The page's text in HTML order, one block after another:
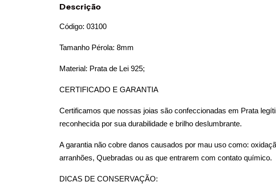
Descrição
Código: 03100
Tamanho Pérola: 8mm
Material: Prata de Lei 925;
CERTIFICADO E GARANTIA
Certificamos que nossas joias são confeccionadas em Prata
reconhecida por sua durabilidade e brilho deslumbrante.
A garantia não cobre danos causados por mau uso como:
arranhões, Quebradas ou as que entrarem com contato químico.
DICAS DE CONSERVAÇÃO: